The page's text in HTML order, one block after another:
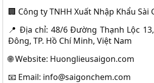
🏢 Công ty TNHH Xuất Nhập Khẩu Sài
📍 Địa chỉ: 48/6Đường Thạnh Lộc
Đông, TP. Hồ ChíMinh, Việt Nam
🌐Website: Huonglieusaigon.com
📧 Email: info@saigonchem.com